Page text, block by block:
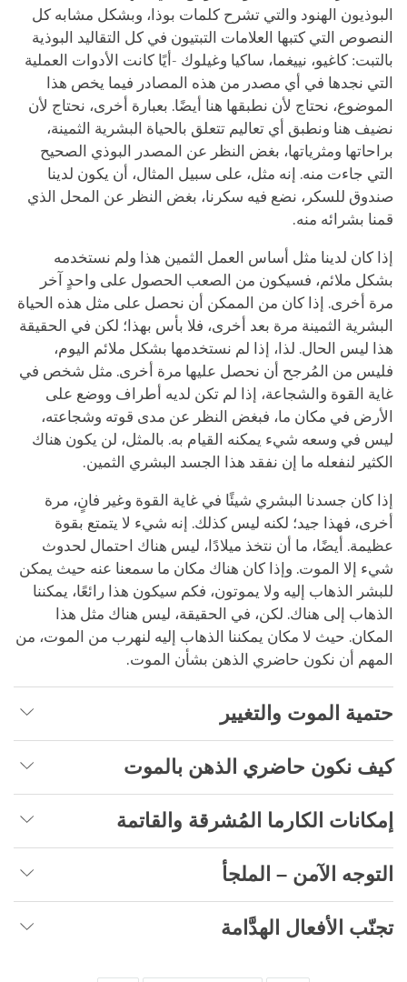
البوذيون الهنود والتي تشرح كلمات بوذا، وبشكل مشابه كل
النصوص التي كتبها العلامات التبتيون في كل التقاليد البوذية
بالتبت: كاغيو، نييغما، ساكيا وغيلوك -أيًا كانت الأدوات العملية
التي نجدها في أي مصدر من هذه المصادر فيما يخص هذا
الموضوع، نحتاج لأن نطبقها هنا أيضًا. بعبارة أخرى، نحتاج لأن
نضيف هنا ونطبق أي تعاليم تتعلق بالحياة البشرية الثمينة،
براحاتها ومثرياتها، بغض النظر عن المصدر البوذي الصحيح
التي جاءت منه. إنه مثل، على سبيل المثال، أن يكون لدينا
صندوق للسكر، نضع فيه سكرنا، بغض النظر عن المحل الذي
قمنا بشرائه منه.
إذا كان لدينا مثل أساس العمل الثمين هذا ولم نستخدمه
بشكل ملائم، فسيكون من الصعب الحصول على واحدٍ آخر
مرة أخرى. إذا كان من الممكن أن نحصل على مثل هذه الحياة
البشرية الثمينة مرة بعد أخرى، فلا بأس بهذا؛ لكن في الحقيقة
هذا ليس الحال. لذا، إذا لم نستخدمها بشكل ملائم اليوم،
فليس من المُرجح أن نحصل عليها مرة أخرى. مثل شخص في
غاية القوة والشجاعة، إذا لم تكن لديه أطراف ووضع على
الأرض في مكان ما، فبغض النظر عن مدى قوته وشجاعته،
ليس في وسعه شيء يمكنه القيام به. بالمثل، لن يكون هناك
الكثير لنفعله ما إن نفقد هذا الجسد البشري الثمين.
إذا كان جسدنا البشري شيئًا في غاية القوة وغير فانٍ، مرة
أخرى، فهذا جيد؛ لكنه ليس كذلك. إنه شيء لا يتمتع بقوة
عظيمة. أيضًا، ما أن نتخذ ميلادًا، ليس هناك احتمال لحدوث
شيء إلا الموت. وإذا كان هناك مكان ما سمعنا عنه حيث يمكن
للبشر الذهاب إليه ولا يموتون، فكم سيكون هذا رائعًا، يمكننا
الذهاب إلى هناك. لكن، في الحقيقة، ليس هناك مثل هذا
المكان. حيث لا مكان يمكننا الذهاب إليه لنهرب من الموت، من
المهم أن نكون حاضري الذهن بشأن الموت.
حتمية الموت والتغيير
كيف نكون حاضري الذهن بالموت
إمكانات الكارما المُشرقة والقاتمة
التوجه الآمن – الملجأ
تجنّب الأفعال الهدَّامة